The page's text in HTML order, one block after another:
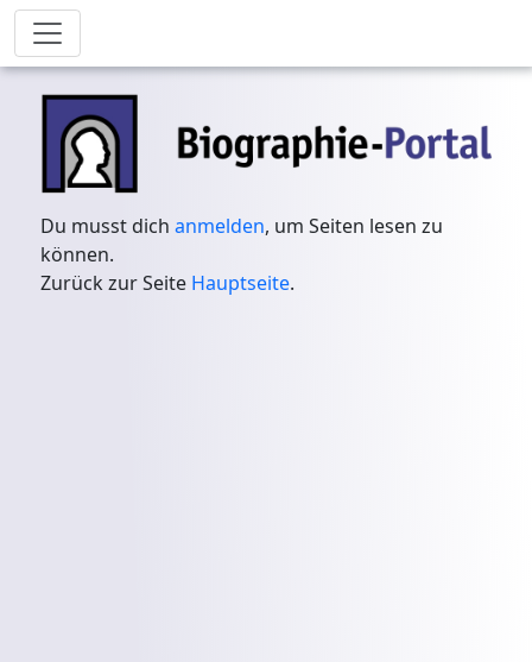
Du musst dichanmelden, um Seiten lesen zu
können.
Zurück zur Seite Hauptseite.